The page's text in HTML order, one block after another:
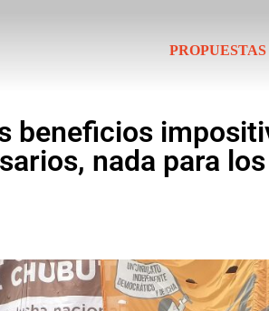
PROPUESTAS
beneficios
nada para